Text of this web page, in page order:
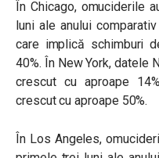
În Chicago, omuciderile
luni ale anului
care implică schimburi
40%. În New York, datele
crescut cu aproape
crescut cu aproape 50%.
În Los Angeles,